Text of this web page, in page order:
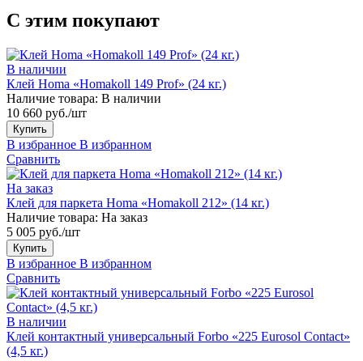
С этим покупают
В наличии
Клей Homa «Homakoll 149 Prof» (24 кг.)
Наличие товара: В наличии
10 660 руб./шт
Купить
В избранное В избранном
Сравнить
На заказ
Клей для паркета Homa «Homakoll 212» (14 кг.)
Наличие товара: На заказ
5 005 руб./шт
Купить
В избранное В избранном
Сравнить
В наличии
Клей контактный универсальный Forbo «225 Eurosol Contact»
(4,5 кг.)